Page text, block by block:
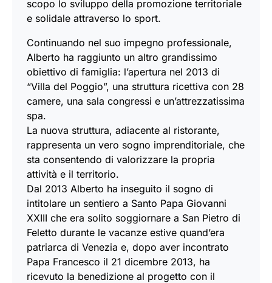
scopo lo sviluppo della promozione territoriale
e solidale attraverso lo sport.
Continuando nel suo impegno professionale,
Alberto ha raggiunto un altro grandissimo
obiettivo di famiglia: l’apertura nel 2013 di
“Villa del Poggio”, una struttura ricettiva con 28
camere, una sala congressi e un’attrezzatissima
spa.
La nuova struttura, adiacente al ristorante,
rappresenta un vero sogno imprenditoriale, che
sta consentendo di valorizzare la propria
attività e il territorio.
Dal 2013 Alberto ha inseguito il sogno di
intitolare un sentiero a Santo Papa Giovanni
XXIII che era solito soggiornare a San Pietro di
Feletto durante le vacanze estive quand’era
patriarca di Venezia e, dopo aver incontrato
Papa Francesco il 21 dicembre 2013, ha
ricevuto la benedizione al progetto con il